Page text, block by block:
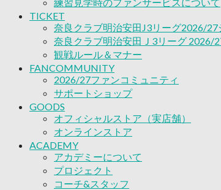
ジュニアユース
ユース
練習拠点（ナラディーア）
SCHOOL
CLUB
2026/27 パートナー企業
パートナー募集
クラブ理念
クラブ情報
サステナビリティ
Web制作支援
応援プロジェクト
TICKET
奈良クラブ明治安田J3リーグ2026/27
奈良クラブ明治安田Ｊ3リーグ 2026/
観戦ルール＆マナー
FANCOMMUNITY
2026/27ファンコミュニティ
サポートショップ
GOODS
オフィシャルストア（実店舗）
オンラインストア
ACADEMY
アカデミーについて
プロジェクト
コーチ&スタッフ